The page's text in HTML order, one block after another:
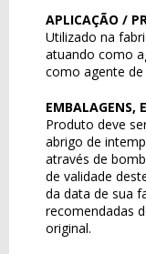
APLICAÇÃO /
Utilizado na
atuando como
como agente de
EMBALAGENS,
Produto deve
abrigo de
através de
de validade
da data de sua
recomendadas
original.